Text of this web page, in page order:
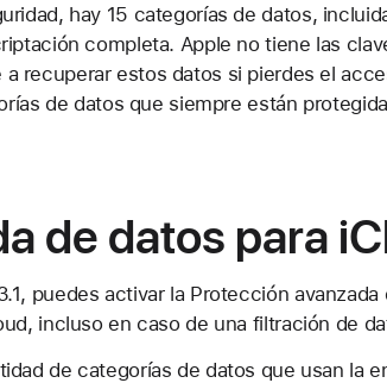
hay 15 categorías de datos,
completa. Apple no tiene las
recuperar estos datos si pierdes el
de datos que siempre están
de datos para
puedes activar la Protección avanzada
incluso en caso de una filtración de
de categorías de datos que usan la